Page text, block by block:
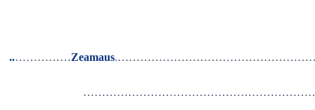
Zeamaus
……………
..